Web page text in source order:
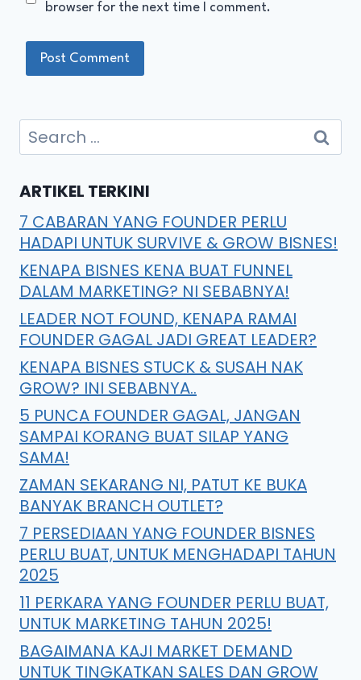
browser for the next time I comment.
ARTIKEL TERKINI
7 CABARAN YANG FOUNDER PERLU
HADAPI UNTUK SURVIVE & GROW BISNES!
KENAPA BISNES KENA BUAT FUNNEL
DALAM MARKETING? NI SEBABNYA!
LEADER NOT FOUND, KENAPA RAMAI
FOUNDER GAGAL JADI GREAT LEADER?
KENAPA BISNES STUCK & SUSAH NAK
GROW? INI SEBABNYA..
5 PUNCA FOUNDER GAGAL, JANGAN
SAMPAI KORANG BUAT SILAP YANG
SAMA!
ZAMAN SEKARANG NI, PATUT KE BUKA
BANYAK BRANCH OUTLET?
7 PERSEDIAAN YANG FOUNDER BISNES
PERLU BUAT, UNTUK MENGHADAPI TAHUN
2025
11 PERKARA YANG FOUNDER PERLU BUAT,
UNTUK MARKETING TAHUN 2025!
BAGAIMANA KAJI MARKET DEMAND
UNTUK TINGKATKAN SALES DAN GROW